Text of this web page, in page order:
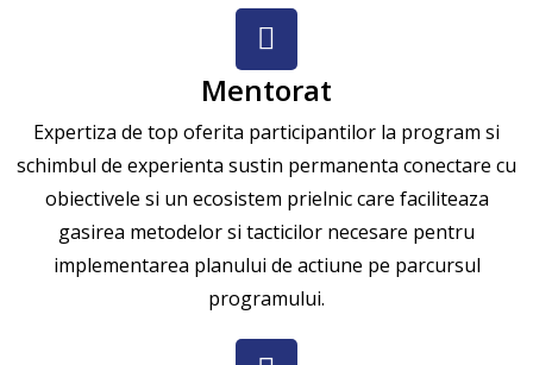
Mentorat
Expertiza de top oferita participantilor la program si
schimbul de experienta sustin permanenta conectare cu
obiectivele si un ecosistem prielnic care faciliteaza
gasirea metodelor si tacticilor necesare pentru
implementarea planului de actiune pe parcursul
programului.